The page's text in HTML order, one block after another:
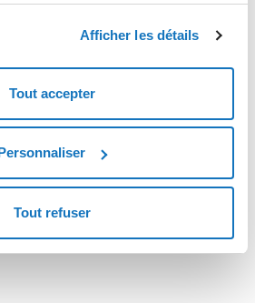
nécessaires.
Afficher les détails
Tout accepter
Tout refuser